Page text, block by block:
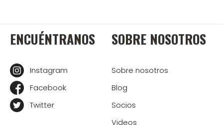
ENCUÉNTRANOS
Instagram
Facebook
Twitter
SOBRE NOSOTROS
Sobre nosotros
Blog
Socios
Videos